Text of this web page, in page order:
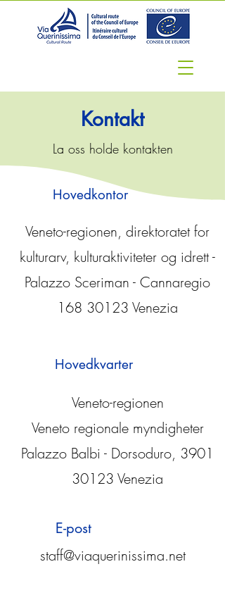
Kontakt
La oss holde kontakten
Hovedkontor
Veneto-regionen, direktoratet for
kulturarv, kulturaktiviteter og idrett -
Palazzo Sceriman - Cannaregio
168 30123 Venezia
Hovedkvarter
Veneto-regionen
Veneto regionale myndigheter
Palazzo Balbi - Dorsoduro, 3901
30123 Venezia
E-post
staff@viaquerinissima.net